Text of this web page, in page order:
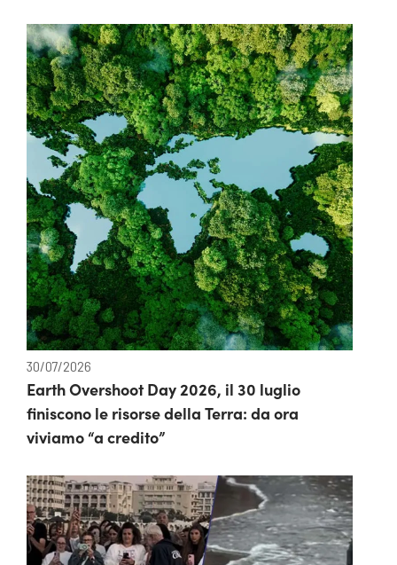
30/07/2026
Earth Overshoot Day 2026, il 30 luglio
finiscono le risorse della Terra: da ora
viviamo “a credito”